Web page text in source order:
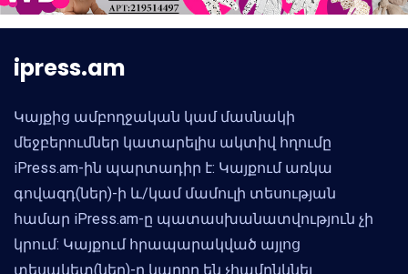
ipress.am
Կայքից ամբողջական կամ մասնակի
մեջբերումներ կատարելիս ակտիվ հղումը
iPress.am-ին պարտադիր է: Կայքում առկա
գովազդ(ներ)-ի և/կամ մամուլի տեսության
համար iPress.am-ը պատասխանատվություն չի
կրում: Կայքում հրապարակված այլոց
տեսակետ(ներ)-ը կարող են չհամընկնել